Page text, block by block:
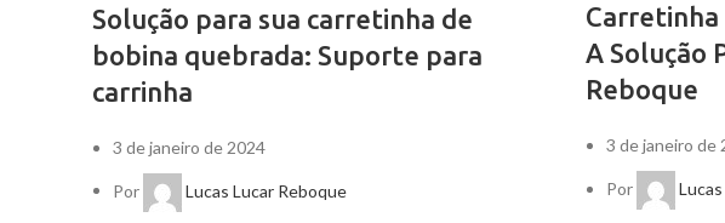
Solução para sua carretinha de
bobina quebrada: Suporte para
carrinha
3 de janeiro de 2024
Por Lucas Lucar Reboque
Carretinha
A Solução
Reboque
3 de janeiro de
Por